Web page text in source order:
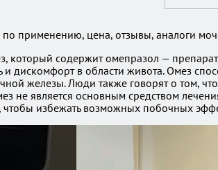
применению, цена, отзывы, аналоги
который содержит омепразол —
и дискомфорт в области живота. Омез
железы. Люди также говорят о том,
не является основным средством
чтобы избежать возможных побочных